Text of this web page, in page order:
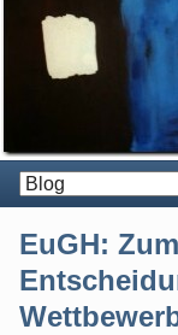
EuGH: